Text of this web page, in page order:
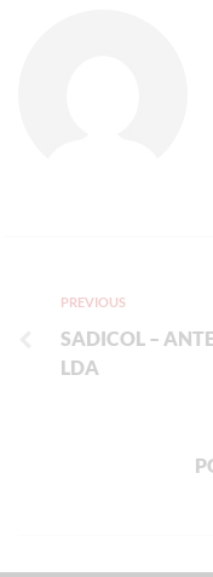
PREVIOUS
SADICOL –
LDA